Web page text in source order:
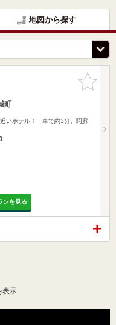
地図から探す
お気に入
りに追加
町
いホテル！ 車で約3分。阿蘇
ンを見る
表示